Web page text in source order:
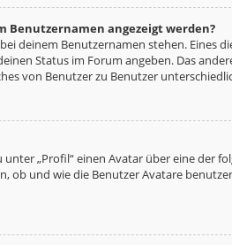
Benutzernamen angezeigt werden?
deinem Benutzernamen stehen. Eines
Status im Forum angeben. Das
von Benutzer zu Benutzer
„Profil“ einen Avatar über eine der
ob und wie die Benutzer Avatare